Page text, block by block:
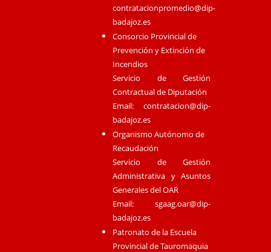
contratacionpromedio@dip-
badajoz.es
Consorcio Provincial de
Prevención y Extinción de
Incendios
Servicio de Gestión
Contractual de Diputación
Email:contratacion@dip-
badajoz.es
Organismo Autónomo de
Recaudación
Servicio de Gestión
Administrativa y Asuntos
Generales del OAR
Email:sgaag.oar@dip-
badajoz.es
Patronato de la Escuela
Provincial de Tauromaquia